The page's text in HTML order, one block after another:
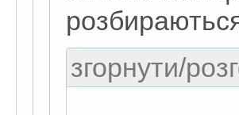
згорнути/